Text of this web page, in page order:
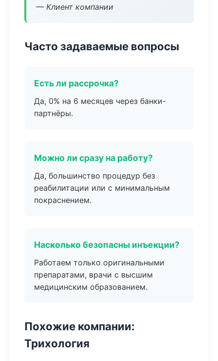
— Клиент компании
Часто задаваемые вопросы
Есть ли рассрочка?
Да, 0% на 6 месяцев через банки-
партнёры.
Можно ли сразу на работу?
Да, большинство процедур без
реабилитации или с минимальным
покраснением.
Насколько безопасны инъекции?
Работаем только оригинальными
препаратами, врачи с высшим
медицинским образованием.
Похожие компании:
Трихология